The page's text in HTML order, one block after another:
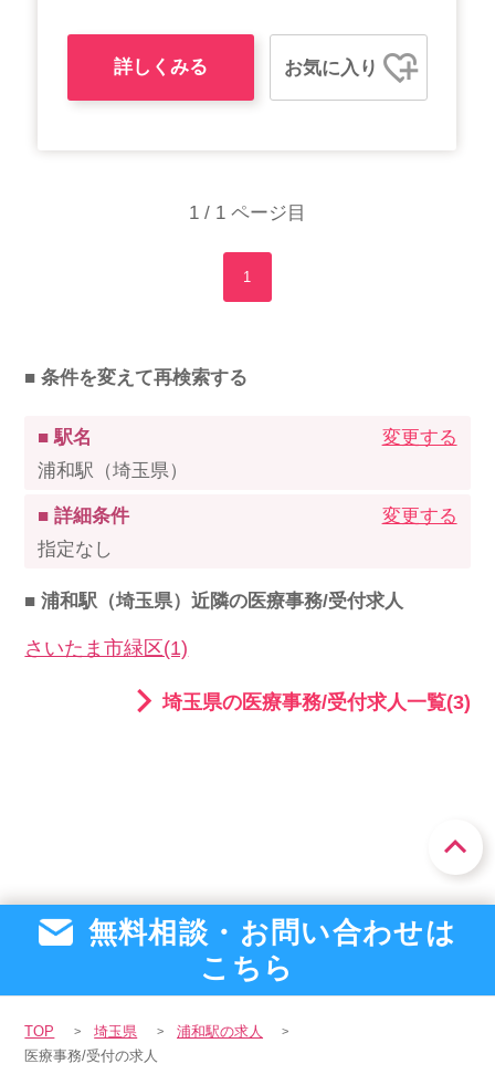
詳しくみる お気に入り
1 / 1 ページ目
1
■ 条件を変えて再検索する
■ 駅名
浦和駅（埼玉県）
変更する
■ 詳細条件
指定なし
変更する
■ 浦和駅（埼玉県）近隣の医療事務/受付求人
さいたま市緑区(1)
埼玉県の医療事務/受付求人一覧(3)
無料相談・お問い合わせは
こちら
TOP 埼玉県
浦和駅の求人
医療事務/受付の求人